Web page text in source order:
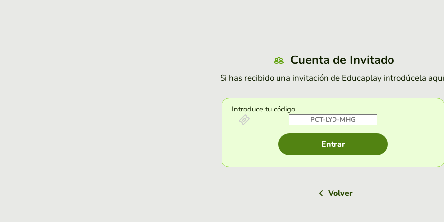
Cuenta de Invitado
Si has recibido una invitación de Educaplay introdúcela
Introduce tu código
Entrar
Volver